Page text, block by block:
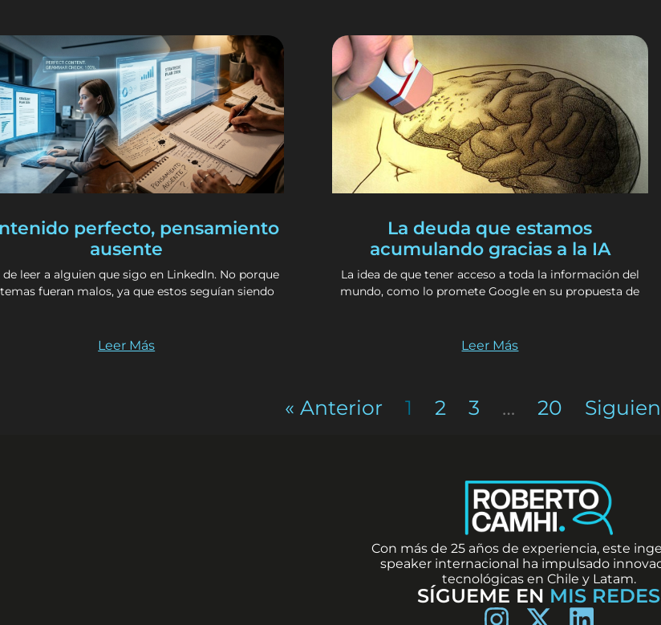
perfecto, pensamiento
ausente
de leer a alguien que sigo en LinkedIn. No porque
fueran malos, ya que estos seguían siendo
Leer Más
La deuda que estamos
acumulando gracias a la IA
La idea de que tener acceso a toda la información del
mundo, como lo promete Google en su propuesta de
Leer Más
« Anterior 1 2 3 … 20
Con más de 25 años de experiencia, este
speaker internacional ha impulsado
tecnológicas en Chile y Latam.
SÍGUEME EN MIS REDES